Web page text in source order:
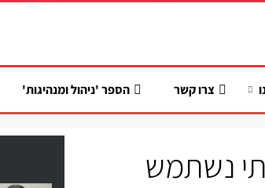
צרו קשר הספר 'ניהול ומנהיגות'
נשתמש